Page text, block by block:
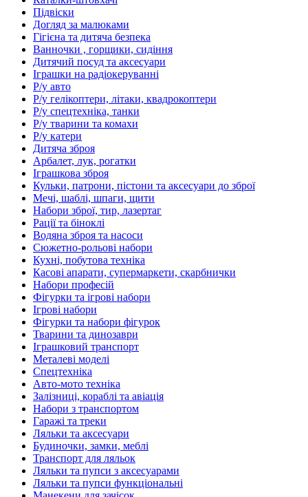
Підвіски
Догляд за малюками
Гігієна та дитяча безпека
Ванночки , горщики, сидіння
Дитячий посуд та аксесуари
Іграшки на радіокеруванні
Р/у авто
Р/у гелікоптери, літаки, квадрокоптери
Р/у спецтехніка, танки
Р/у тварини та комахи
Р/у катери
Дитяча зброя
Арбалет, лук, рогатки
Іграшкова зброя
Кульки, патрони, пістони та аксесуари до зброї
Мечі, шаблі, шпаги, щити
Набори зброї, тир, лазертаг
Рації та біноклі
Водяна зброя та насоси
Сюжетно-рольові набори
Кухні, побутова техніка
Касові апарати, супермаркети, скарбнички
Набори професій
Фігурки та ігрові набори
Ігрові набори
Фігурки та набори фігурок
Тварини та динозаври
Іграшковий транспорт
Металеві моделі
Спецтехніка
Авто-мото техніка
Залізниці, кораблі та авіація
Набори з транспортом
Гаражі та треки
Ляльки та аксесуари
Будиночки, замки, меблі
Транспорт для ляльок
Ляльки та пупси з аксесуарами
Ляльки та пупси функціональні